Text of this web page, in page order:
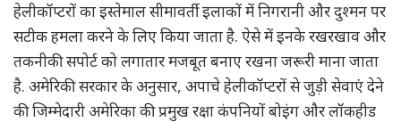
हेलीकॉप्टरों का इस्तेमाल सीमावर्ती इलाकों में निगरानी और दुश्मन पर
सटीक हमला करने के लिए किया जाता है. ऐसे में इनके रखरखाव और
तकनीकी सपोर्ट को लगातार मजबूत बनाए रखना जरूरी माना जाता
है. अमेरिकी सरकार के अनुसार, अपाचे हेलीकॉप्टरों से जुड़ी सेवाएं देने
की जिम्मेदारी अमेरिका की प्रमुख रक्षा कंपनियों बोइंग और लॉकहीड